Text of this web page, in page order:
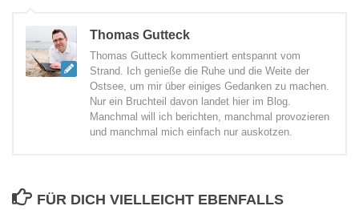
Thomas Gutteck
Thomas Gutteck kommentiert entspannt vom
Strand. Ich genieße die Ruhe und die Weite der
Ostsee, um mir über einiges Gedanken zu machen.
Nur ein Bruchteil davon landet hier im Blog.
Manchmal will ich berichten, manchmal provozieren
und manchmal mich einfach nur auskotzen.
FÜR DICH VIELLEICHT EBENFALLS